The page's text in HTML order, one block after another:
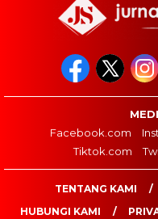
Facebook.com
Tiktok.com
TENTANG KAMI
HUBUNGI KAMI